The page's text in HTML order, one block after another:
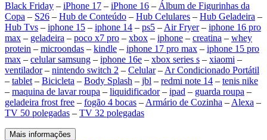
Black Friday – iPhone 17 – iPhone 16 – Álbum de Figurinhas da
Copa – S26 – Hub de Conteúdo – Hub Celulares – Hub Geladeira –
Hub Tvs – iphone 15 – iphone 14 – ps5 – Air Fryer– iphone 16 pro
max – geladeira – poco x7 pro – xbox – iphone – creatina – whey
protein – microondas – kindle – iphone 17 pro max – iphone 15 pro
max – celular samsung – iphone 16e – xbox series s – xiaomi –
ventilador– nintendo switch 2 – Celular– Ar Condicionado Portátil
– tablet – Bicicleta – Body Splash – jbl – redmi note 14 – tenis nike
– maquina de lavar roupa – liquidificador– ipad – guarda roupa –
geladeira frost free – fogão 4 bocas – Armário de Cozinha – Alexa –
TV 50 polegadas – TV 32 polegadas
Mais informações